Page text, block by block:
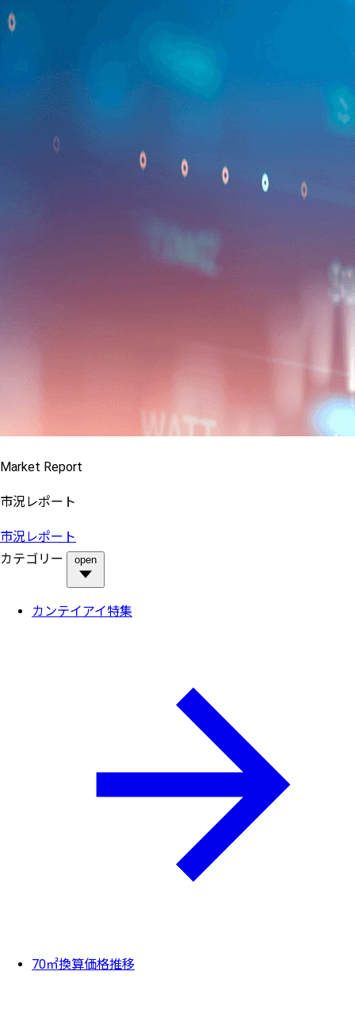
Market Report
市況レポート
市況レポート
カテゴリー
open
カンテイアイ特集
70㎡換算価格推移